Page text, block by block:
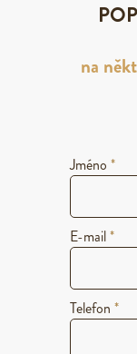
na
Jméno *
E-mail*
Telefon *